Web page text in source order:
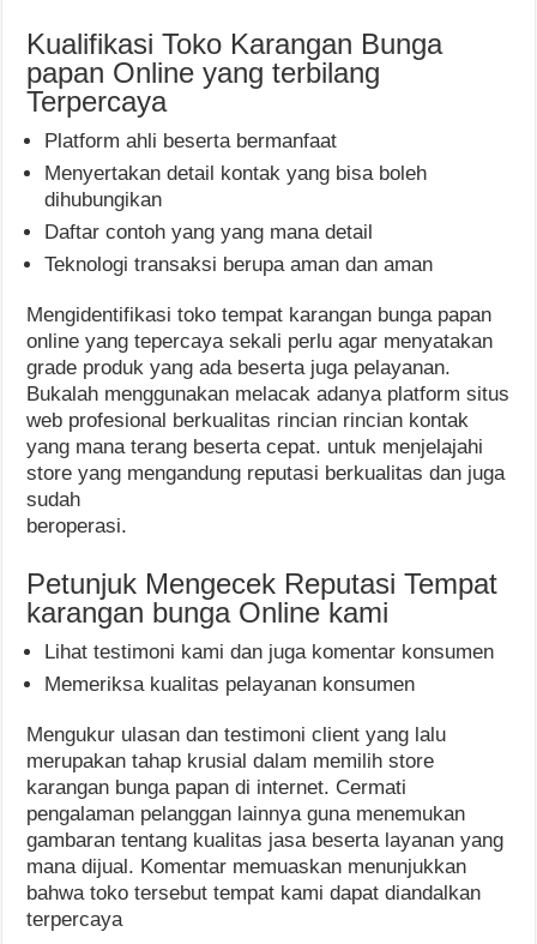
Kualifikasi Toko Karangan Bunga
papan Online yang terbilang
Terpercaya
Platform ahli beserta bermanfaat
Menyertakan detail kontak yang bisa boleh
dihubungikan
Daftar contoh yang yang mana detail
Teknologi transaksi berupa aman dan aman
Mengidentifikasi toko tempat karangan bunga papan
online yang tepercaya sekali perlu agar menyatakan
grade produk yang ada beserta juga pelayanan.
Bukalah menggunakan melacak adanya platform situs
web profesional berkualitas rincian rincian kontak
yang mana terang beserta cepat. untuk menjelajahi
store yang mengandung reputasi berkualitas dan juga
sudah
beroperasi.
Petunjuk Mengecek Reputasi Tempat
karangan bunga Online kami
Lihat testimoni kami dan juga komentar konsumen
Memeriksa kualitas pelayanan konsumen
Mengukur ulasan dan testimoni client yang lalu
merupakan tahap krusial dalam memilih store
karangan bunga papan di internet. Cermati
pengalaman pelanggan lainnya guna menemukan
gambaran tentang kualitas jasa beserta layanan yang
mana dijual. Komentar memuaskan menunjukkan
bahwa toko tersebut tempat kami dapat diandalkan
terpercaya